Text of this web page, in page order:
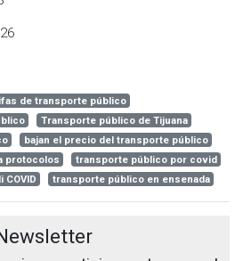
de transporte público
Transporte público de Tijuana
bajan el precio del transporte público
protocolos
transporte público por covid
transporte público en ensenada